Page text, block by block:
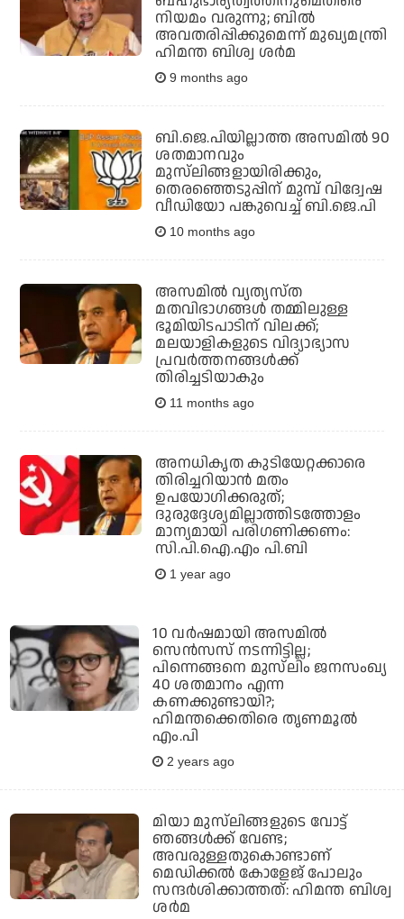
നിയമം വരുന്നു; ബില്‍
അവതരിപ്പിക്കുമെന്ന് മുഖ്യമന്ത്രി
ഹിമന്ത ബിശ്വ ശര്‍മ
9 months ago
ബി.ജെ.പിയില്ലാത്ത അസമില്‍ 90
ശതമാനവും
മുസ്‌ലിങ്ങളായിരിക്കും,
തെരഞ്ഞെടുപ്പിന് മുമ്പ് വിദ്വേഷ
വീഡിയോ പങ്കുവെച്ച് ബി.ജെ.പി
10 months ago
അസമില്‍ വ്യത്യസ്ത
മതവിഭാഗങ്ങള്‍ തമ്മിലുള്ള
ഭൂമിയിടപാടിന് വിലക്ക്;
മലയാളികളുടെ വിദ്യാഭ്യാസ
പ്രവര്‍ത്തനങ്ങള്‍ക്ക്
തിരിച്ചടിയാകും
11 months ago
അനധികൃത കുടിയേറ്റക്കാരെ
തിരിച്ചറിയാന്‍ മതം
ഉപയോഗിക്കരുത്;
ദുരുദ്ദേശ്യമില്ലാത്തിടത്തോളം
മാന്യമായി പരിഗണിക്കണം:
സി.പി.ഐ.എം പി.ബി
1 year ago
10 വർഷമായി അസമിൽ
സെൻസസ് നടന്നിട്ടില്ല;
പിന്നെങ്ങനെ മുസ്‌ലിം ജനസംഖ്യ
40 ശതമാനം എന്ന
കണക്കുണ്ടായി?;
ഹിമന്തക്കെതിരെ തൃണമൂൽ
എം.പി
2 years ago
മിയാ മുസ്‌ലിങ്ങളുടെ വോട്ട്
ഞങ്ങൾക്ക് വേണ്ട;
അവരുള്ളതുകൊണ്ടാണ്
മെഡിക്കൽ കോളേജ് പോലും
സന്ദർശിക്കാത്തത്: ഹിമന്ത ബിശ്വ
ശർമ